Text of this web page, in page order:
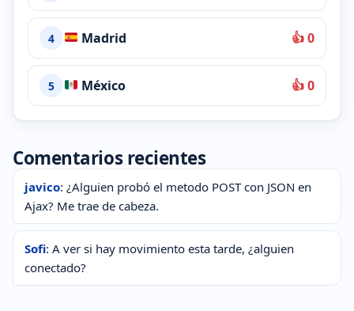
4 Madrid 👍 0
5 México 👍 0
Comentarios recientes
javico: ¿Alguien probó el metodo POST con JSON en
Ajax? Me trae de cabeza.
Sofi: A ver si hay movimiento esta tarde, ¿alguien
conectado?